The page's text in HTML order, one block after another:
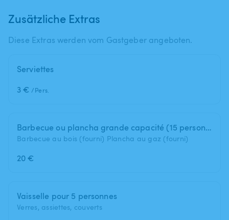
Zusätzliche Extras
Diese Extras werden vom Gastgeber angeboten.
Serviettes
3 € /Pers.
Barbecue ou plancha grande capacité (15 personnes)
Barbecue au bois (fourni) Plancha au gaz (fourni)
20 €
Vaisselle pour 5 personnes
Verres, assiettes, couverts